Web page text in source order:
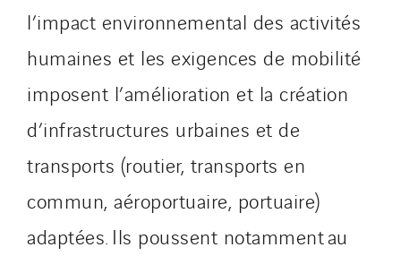
l’impact environnemental des activités
humaines et les exigences de mobilité
imposent l’amélioration et la création
d’infrastructures urbaines et de
transports (routier, transports en
commun, aéroportuaire, portuaire)
adaptées. Ils poussent notamment au